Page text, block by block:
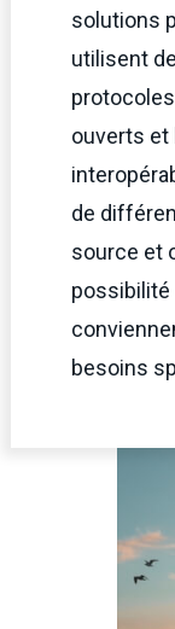
solutions
utilisent
ouverts et
de
source et
possibilité
besoins